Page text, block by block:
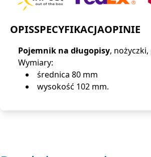
OPISSPECYFIKACJAOPINIE
Pojemnik na długopisy,
Wymiary:
średnica 80 mm
wysokość 102 mm.